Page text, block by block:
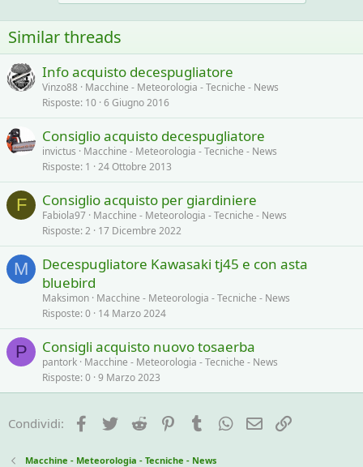
Similar threads
Info acquisto decespugliatore
Vinzo88 Macchine - Meteorologia - Tecniche - News
Risposte 10 6 Giugno 2016
Consiglio acquisto decespugliatore
invictus
Macchine - Meteorologia - Tecniche - News
Risposte 1 24 Ottobre 2013
F Consiglio acquisto per giardiniere
Fabiola97 Macchine - Meteorologia - Tecniche - News
Risposte 2 17 Dicembre 2022
M
Decespugliatore Kawasaki tj45 e con asta
bluebird
Maksimon Macchine - Meteorologia - Tecniche - News
Risposte 0 14 Marzo 2024
P Consigli acquisto nuovo tosaerba
pantork Macchine - Meteorologia - Tecniche - News
Risposte 0 9 Marzo 2023
Condividi: Facebook
Twitter Reddit PinterestTumblrWhatsApp
e-mail
Macchine - Meteorologia - Tecniche - News